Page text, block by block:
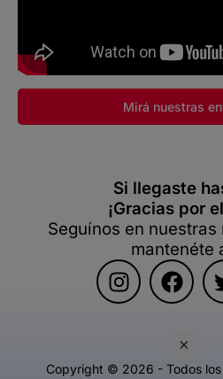
×
Mirá nuestras
Si llegaste
¡Gracias por
Seguínos en
mantenéte
Copyright © 2026 - Todos